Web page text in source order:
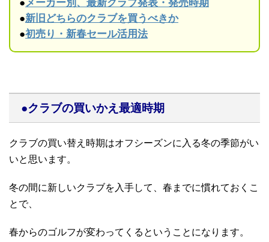
● メーカー別、最新クラブ発表・発売時期
●新旧どちらのクラブを買うべきか
●初売り・新春セール活用法
●クラブの買いかえ最適時期
クラブの買い替え時期はオフシーズンに入る冬の季節がい
いと思います。
冬の間に新しいクラブを入手して、春までに慣れておくこ
とで、
春からのゴルフが変わってくるということになります。